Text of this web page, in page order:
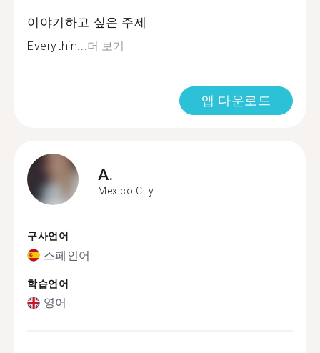
이야기하고 싶은 주제
Everythin...더 보기
앱 다운로드
A.
Mexico City
구사언어
스페인어
학습언어
영어